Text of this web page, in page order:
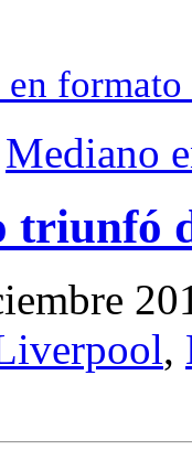
formato
Mediano
triunfó
,